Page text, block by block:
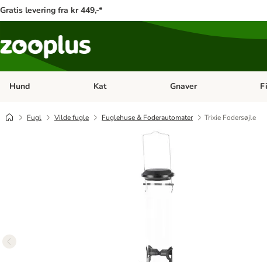
Gratis levering fra kr 449,-*
Hund Åben kategori menu: Hund
Kat Åben kategori menu: Kat
Gnaver
Fugl Vilde fugle Fuglehuse & Foderautomater Trixie Fodersøjle